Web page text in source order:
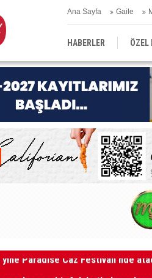
Ana Sayfa Gaile
HABERLER ÖZEL
EĞİTİM
benzer bir felaketle karşı